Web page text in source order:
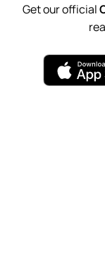
Get our official